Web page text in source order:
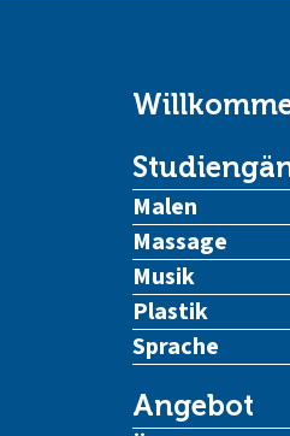
Malen
Massage
Musik
Plastik
Sprache
Angebot